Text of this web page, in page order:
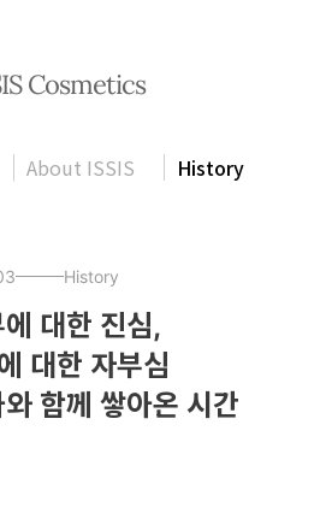
Cosmetics
About ISSIS History
History
대한 진심,
대한 자부심
함께 쌓아온 시간